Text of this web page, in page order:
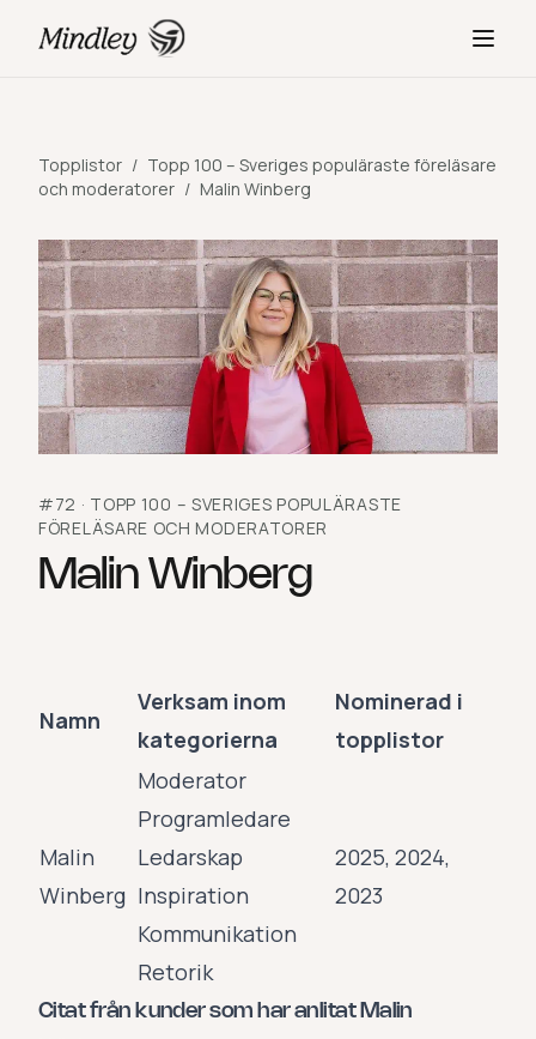
Topplistor / Topp 100 – Sveriges populäraste föreläsare
och moderatorer / Malin Winberg
#72 · TOPP 100 – SVERIGES POPULÄRASTE
FÖRELÄSARE OCH MODERATORER
Malin Winberg
Namn
Verksam inom
kategorierna
Nominerad i
topplistor
Malin
Winberg
Moderator
Programledare
Ledarskap
Inspiration
Kommunikation
Retorik
2025, 2024,
2023
Citat från kunder som har anlitat Malin